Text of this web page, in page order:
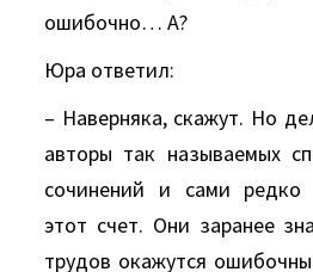
ошибочно… А?
Юра ответил:
– Наверняка, скажут. Но
авторы так называемых
сочинений и сами редко
этот счет. Они заранее
трудов окажутся